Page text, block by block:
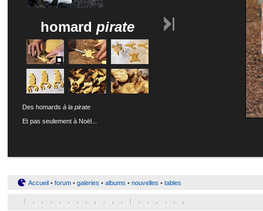
homard pirate
Des homards à la pirate
Et pas seulement à Noël...
Accueil • forum • galeries • albums • nouvelles • tables